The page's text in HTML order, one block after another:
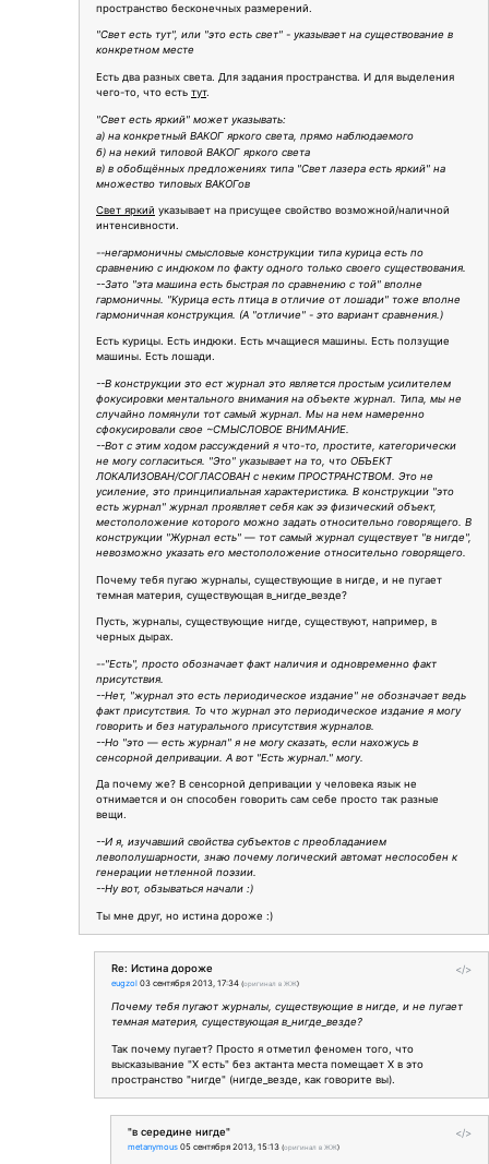
пространство бесконечных размерений.
"Свет есть тут", или "это есть свет" - указывает на существование в
конкретном месте
Есть два разных света. Для задания пространства. И для выделения
чего-то, что есть тут.
"Свет есть яркий" может указывать:
а) на конкретный ВАКОГ яркого света, прямо наблюдаемого
б) на некий типовой ВАКОГ яркого света
в) в обобщённых предложениях типа "Свет лазера есть яркий" на
множество типовых ВАКОГов
Свет яркий указывает на присущее свойство возможной/наличной
интенсивности.
--негармоничны смысловые конструкции типа курица есть по
сравнению с индюком по факту одного только своего существования.
--Зато "эта машина есть быстрая по сравнению с той" вполне
гармоничны. "Курица есть птица в отличие от лошади" тоже вполне
гармоничная конструкция. (А "отличие" - это вариант сравнения.)
Есть курицы. Есть индюки. Есть мчащиеся машины. Есть ползущие
машины. Есть лошади.
--В конструкции это ест журнал это является простым усилителем
фокусировки ментального внимания на объекте журнал. Типа, мы не
случайно помянули тот самый журнал. Мы на нем намеренно
сфокусировали свое ~СМЫСЛОВОЕ ВНИМАНИЕ.
--Вот с этим ходом рассуждений я что-то, простите, категорически
не могу согласиться. "Это" указывает на то, что ОБЪЕКТ
ЛОКАЛИЗОВАН/СОГЛАСОВАН с неким ПРОСТРАНСТВОМ. Это не
усиление, это принципиальная характеристика. В конструкции "это
есть журнал" журнал проявляет себя как ээ физический объект,
местоположение которого можно задать относительно говорящего. В
конструкции "Журнал есть" — тот самый журнал существует "в нигде",
невозможно указать его местоположение относительно говорящего.
Почему тебя пугаю журналы, существующие в нигде, и не пугает
темная материя, существующая в_нигде_везде?
Пусть, журналы, существующие нигде, существуют, например, в
черных дырах.
--"Есть", просто обозначает факт наличия и одновременно факт
присутствия.
--Нет, "журнал это есть периодическое издание" не обозначает ведь
факт присутствия. То что журнал это периодическое издание я могу
говорить и без натурального присутствия журналов.
--Но "это — есть журнал" я не могу сказать, если нахожусь в
сенсорной депривации. А вот "Есть журнал." могу.
Да почему же? В сенсорной депривации у человека язык не
отнимается и он способен говорить сам себе просто так разные
вещи.
--И я, изучавший свойства субъектов с преобладанием
левополушарности, знаю почему логический автомат неспособен к
генерации нетленной поэзии.
--Ну вот, обзываться начали :)
Ты мне друг, но истина дороже :)
</>
Re: Истина дороже
eugzol 03 сентября 2013, 17:34 (оригинал в ЖЖ)
Почему тебя пугают журналы, существующие в нигде, и не пугает
темная материя, существующая в_нигде_везде?
Так почему пугает? Просто я отметил феномен того, что
высказывание "Х есть" без актанта места помещает X в это
пространство "нигде" (нигде_везде, как говорите вы).
</>
"в середине нигде"
metanymous 05 сентября 2013, 15:13 (оригинал в ЖЖ)